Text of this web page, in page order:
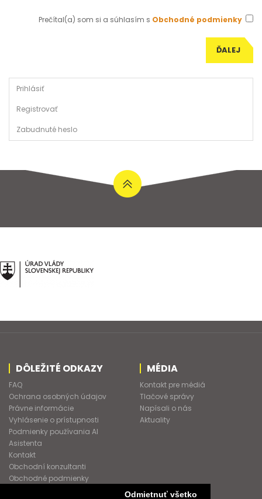
Odmietnuť všetko
Prečítal(a) som si a súhlasím s Obchodné podmienky
Prihlásiť
Registrovať
Zabudnuté heslo
DÔLEŽITÉ ODKAZY
FAQ
Ochrana osobných údajov
Právne informácie
Vyhlásenie o prístupnosti
Podmienky používania AI
Asistenta
Kontakt
Obchodní konzultanti
Obchodné podmienky
MÉDIA
Kontakt pre médiá
Tlačové správy
Napísali o nás
Aktuality